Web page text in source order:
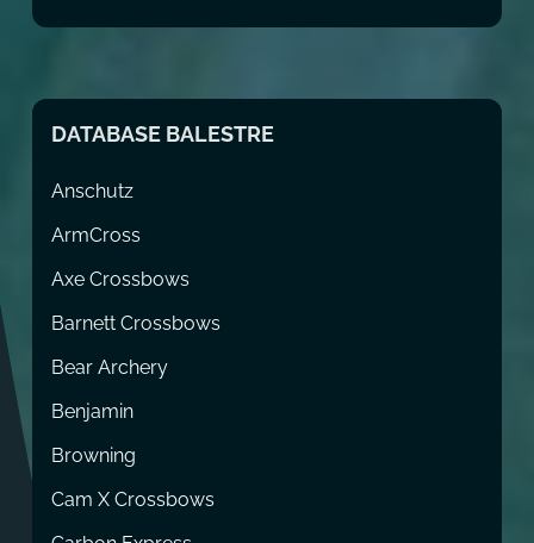
DATABASE BALESTRE
Anschutz
ArmCross
Axe Crossbows
Barnett Crossbows
Bear Archery
Benjamin
Browning
Cam X Crossbows